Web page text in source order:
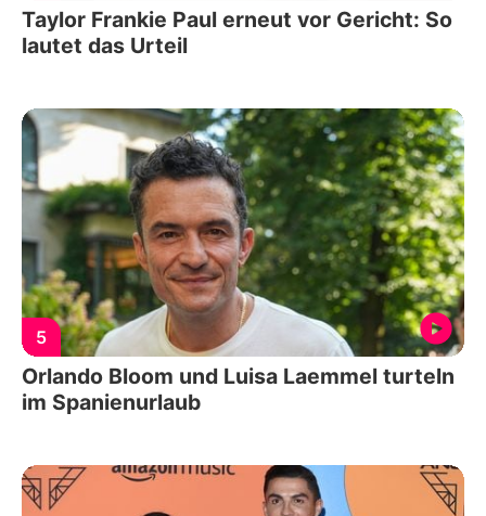
Taylor Frankie Paul erneut vor Gericht: So
lautet das Urteil
5
Orlando Bloom und Luisa Laemmel turteln
im Spanienurlaub